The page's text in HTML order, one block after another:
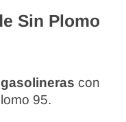
Sin Plomo
con
95.